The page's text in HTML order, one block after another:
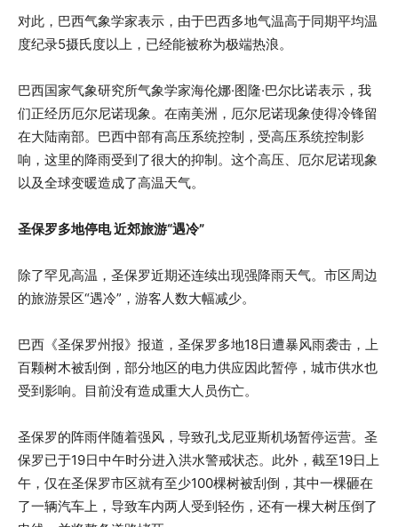
对此，巴西气象学家表示，由于巴西多地气温高于同期平均温
度纪录5摄氏度以上，已经能被称为极端热浪。
巴西国家气象研究所气象学家海伦娜·图隆·巴尔比诺表示，我
们正经历厄尔尼诺现象。在南美洲，厄尔尼诺现象使得冷锋留
在大陆南部。巴西中部有高压系统控制，受高压系统控制影
响，这里的降雨受到了很大的抑制。这个高压、厄尔尼诺现象
以及全球变暖造成了高温天气。
圣保罗多地停电 近郊旅游“遇冷”
除了罕见高温，圣保罗近期还连续出现强降雨天气。市区周边
的旅游景区“遇冷”，游客人数大幅减少。
巴西《圣保罗州报》报道，圣保罗多地18日遭暴风雨袭击，上
百颗树木被刮倒，部分地区的电力供应因此暂停，城市供水也
受到影响。目前没有造成重大人员伤亡。
圣保罗的阵雨伴随着强风，导致孔戈尼亚斯机场暂停运营。圣
保罗已于19日中午时分进入洪水警戒状态。此外，截至19日上
午，仅在圣保罗市区就有至少100棵树被刮倒，其中一棵砸在
了一辆汽车上，导致车内两人受到轻伤，还有一棵大树压倒了